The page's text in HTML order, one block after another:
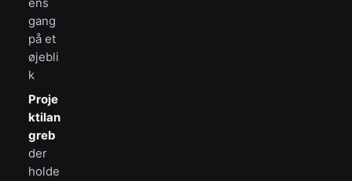
gang
på et
øjebli
k
Proje
ktilan
greb
der
holde